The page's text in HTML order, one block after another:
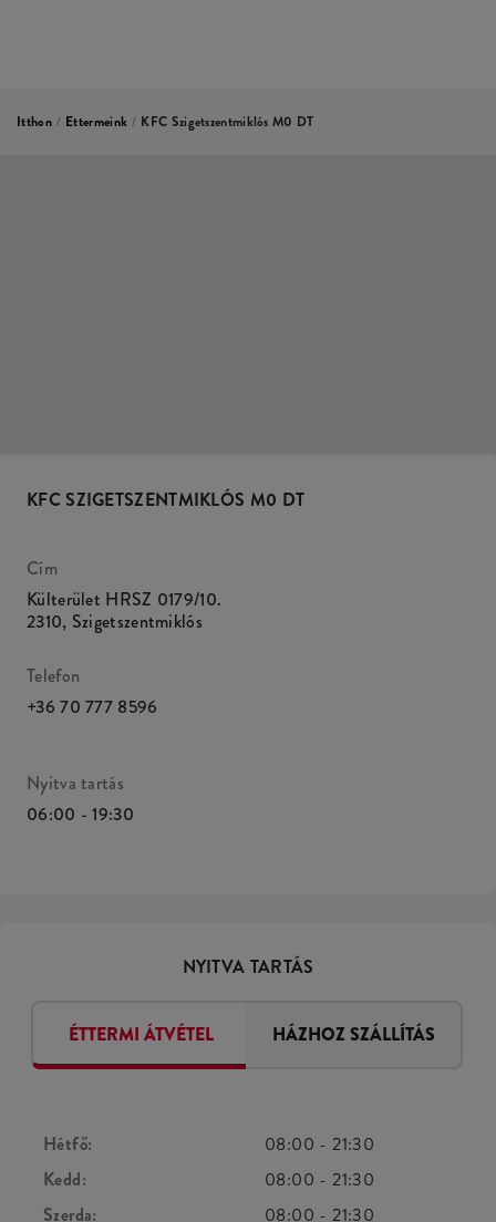
Itthon / Ettermeink / KFC Szigetszentmiklós M0 DT
KFC SZIGETSZENTMIKLÓS M0 DT
Cím
Külterület HRSZ 0179/10.
2310, Szigetszentmiklós
Telefon
+36 70 777 8596
Nyitva tartás
06:00 - 19:30
NYITVA TARTÁS
ÉTTERMI ÁTVÉTEL HÁZHOZ SZÁLLÍTÁS
Hétfő: 08:00 -21:30
Kedd:
08:00 -21:30
Szerda:
08:00 -21:30